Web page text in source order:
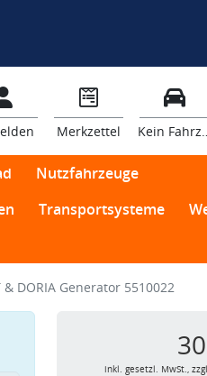
Merkzettel Kein
Nutzfahrzeuge
Transportsysteme
& DORIA Generator 5510022
inkl. gesetzl. MwSt.,